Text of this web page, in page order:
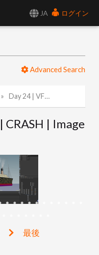
JA
ログイン
Advanced Search
Day 24 | VFX: DOPS | CRASH | Image
CRASH | Image
最後